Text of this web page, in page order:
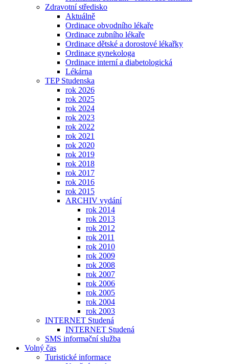
Zdravotní středisko
Aktuálně
Ordinace obvodního lékaře
Ordinace zubního lékaře
Ordinace dětské a dorostové lékařky
Ordinace gynekologa
Ordinace interní a diabetologická
Lékárna
TEP Studenska
rok 2026
rok 2025
rok 2024
rok 2023
rok 2022
rok 2021
rok 2020
rok 2019
rok 2018
rok 2017
rok 2016
rok 2015
ARCHIV vydání
rok 2014
rok 2013
rok 2012
rok 2011
rok 2010
rok 2009
rok 2008
rok 2007
rok 2006
rok 2005
rok 2004
rok 2003
INTERNET Studená
INTERNET Studená
SMS informační služba
Volný čas
Turistické informace